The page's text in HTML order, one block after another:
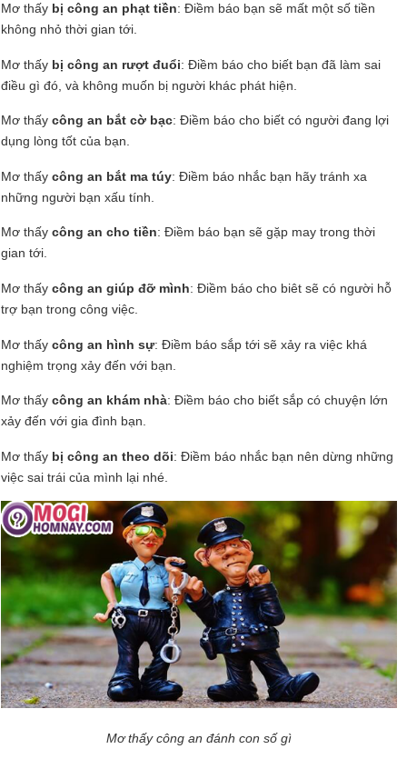
Mơ thấy bị công an phạt tiền: Điềm báo bạn sẽ mất một số tiền
không nhỏ thời gian tới.
Mơ thấy bị công an rượt đuổi: Điềm báo cho biết bạn đã làm sai
điều gì đó, và không muốn bị người khác phát hiện.
Mơ thấy công an bắt cờ bạc: Điềm báo cho biết có người đang lợi
dụng lòng tốt của bạn.
Mơ thấy công an bắt ma túy: Điềm báo nhắc bạn hãy tránh xa
những người bạn xấu tính.
Mơ thấy công an cho tiền: Điềm báo bạn sẽ gặp may trong thời
gian tới.
Mơ thấy công an giúp đỡ mình: Điềm báo cho biêt sẽ có người hỗ
trợ bạn trong công việc.
Mơ thấy công an hình sự: Điềm báo sắp tới sẽ xảy ra việc khá
nghiệm trọng xảy đến với bạn.
Mơ thấy công an khám nhà: Điềm báo cho biết sắp có chuyện lớn
xảy đến với gia đình bạn.
Mơ thấy bị công an theo dõi: Điềm báo nhắc bạn nên dừng những
việc sai trái của mình lại nhé.
Mơ thấy công an đánh con số gì